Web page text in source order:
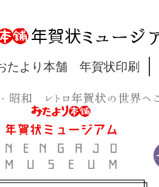
たより本舗 年賀状印刷